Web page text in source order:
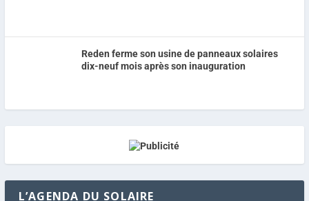
Reden ferme son usine de panneaux solaires
dix-neuf mois après son inauguration
L’AGENDA DU SOLAIRE